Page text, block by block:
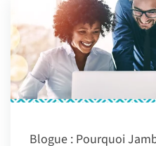
Blogue : Pourquoi